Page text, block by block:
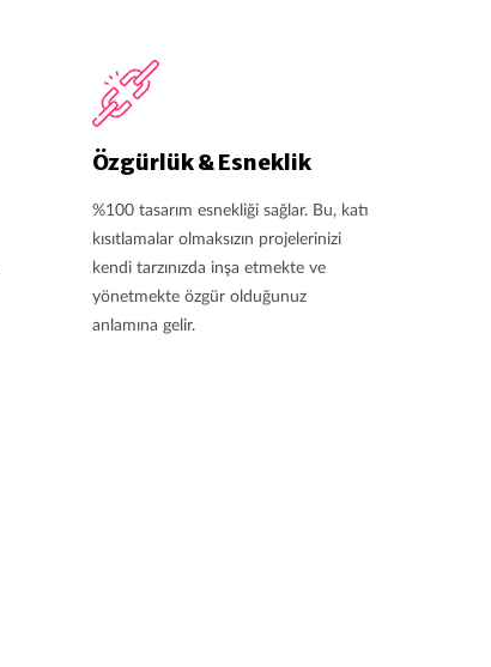
Özgürlük & Esneklik
%100 tasarım esnekliği sağlar. Bu, katı
kısıtlamalar olmaksızın projelerinizi
kendi tarzınızda inşa etmekte ve
yönetmekte özgür olduğunuz
anlamına gelir.